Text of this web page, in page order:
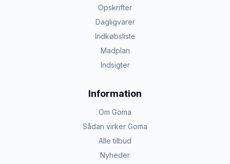
Opskrifter
Dagligvarer
Indkøbsliste
Madplan
Indsigter
Information
Om Goma
Sådan virker Goma
Alle tilbud
Nyheder